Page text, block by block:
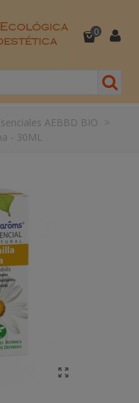
0
AEBBD BIO >
- 30ML